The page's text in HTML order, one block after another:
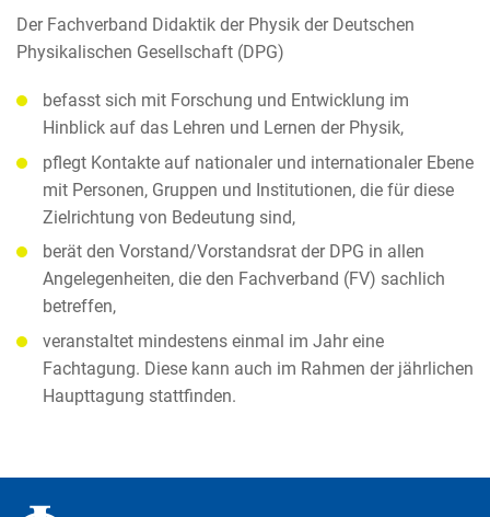
Der Fachverband Didaktik der Physik der Deutschen
Physikalischen Gesellschaft (DPG)
befasst sich mit Forschung und Entwicklung im
Hinblick auf das Lehren und Lernen der Physik,
pflegt Kontakte auf nationaler und internationaler Ebene
mit Personen, Gruppen und Institutionen, die für diese
Zielrichtung von Bedeutung sind,
berät den Vorstand/Vorstandsrat der DPG in allen
Angelegenheiten, die den Fachverband (FV) sachlich
betreffen,
veranstaltet mindestens einmal im Jahr eine
Fachtagung. Diese kann auch im Rahmen der jährlichen
Haupttagung stattfinden.